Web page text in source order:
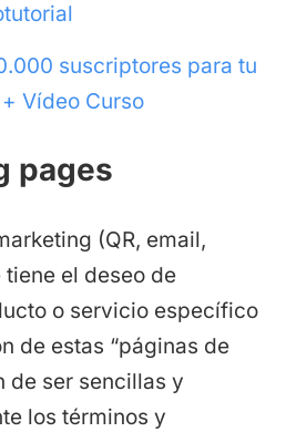
suscriptores para tu
Vídeo Curso
pages
(QR, email,
el deseo de
o servicio específico
de estas “páginas de
de ser sencillas y
los términos y